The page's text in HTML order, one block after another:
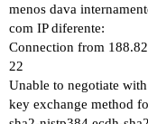
menos dava
com IP diferente:
Connection from
22
Unable to negotiate
key exchange method